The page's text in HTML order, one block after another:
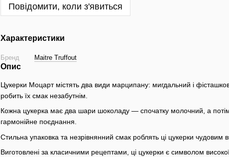
Повідомити, коли з'явиться
Характеристики
Бренд Maitre Truffout
Опис
Цукерки Моцарт містять два види марципану: мигдальний і
робить їх смак незабутнім.
Кожна цукерка має два шари шоколаду — спочатку молочний, а
гармонійне поєднання.
Стильна упаковка та незрівнянний смак роблять ці цукерки чудовим
Виготовлені за класичними рецептами, ці цукерки є символом